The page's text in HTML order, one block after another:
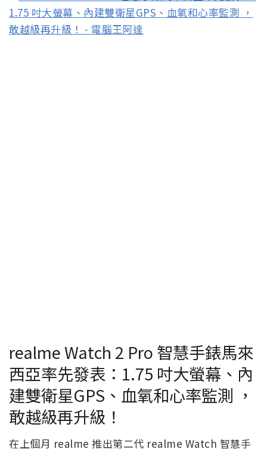
realme Watch 2 Pro 智慧手錶馬來
西亞率先發表：1.75 吋大螢幕、內
建雙衛星GPS、血氧和心率監測 ，
敢越級再升級！
在上個月 realme 推出第二代 realme Watch 智慧手